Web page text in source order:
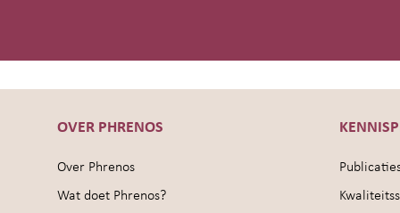
OVER PHRENOS
Over Phrenos
Wat doet Phrenos?